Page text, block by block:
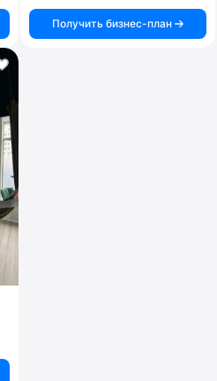
Получить бизнес-план